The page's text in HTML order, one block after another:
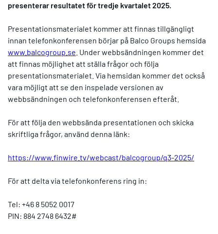
presenterar resultatet för tredje kvartalet 2025.
Presentationsmaterialet kommer att finnas tillgängligt
innan telefonkonferensen börjar på Balco Groups hemsida
www.balcogroup.se . Under webbsändningen kommer det
att finnas möjlighet att ställa frågor och följa
presentationsmaterialet. Via hemsidan kommer det också
vara möjligt att se den inspelade versionen av
webbsändningen och telefonkonferensen efteråt.
För att följa den webbsända presentationen och skicka
skriftliga frågor, använd denna länk:
https://www.finwire.tv/webcast/balcogroup/q3-2025/
För att delta via telefonkonferens ring in:
Tel: +46 8 5052 0017
PIN: 884 2748 6432#